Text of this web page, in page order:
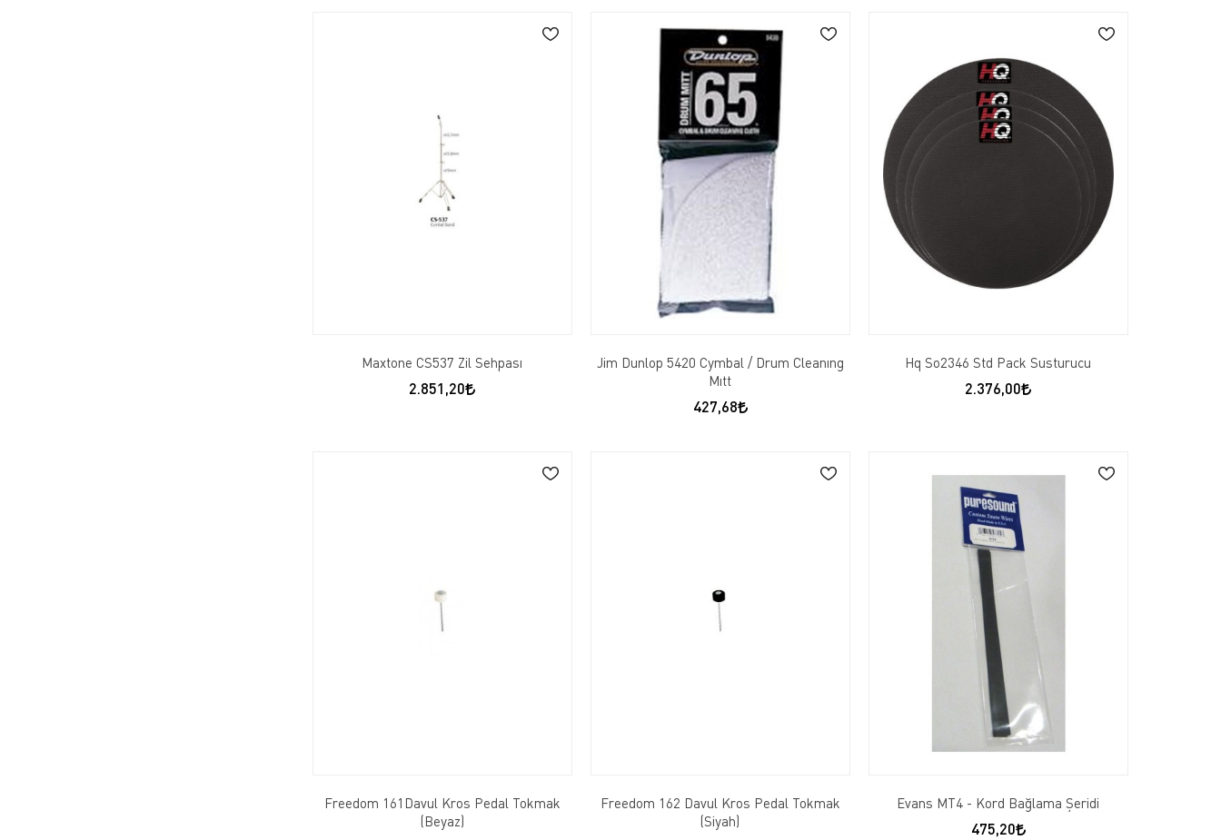
Maxtone CS537 Zil Sehpası
2.851,20
Jim Dunlop 5420 Cymbal / Drum Cleanıng
Mıtt
427,68
Hq So2346 Std Pack Susturucu
2.376,00
Freedom 161Davul Kros Pedal Tokmak
(Beyaz)
Freedom 162 Davul Kros Pedal Tokmak
(Siyah)
Evans MT4 - Kord Bağlama Şeridi
475,20